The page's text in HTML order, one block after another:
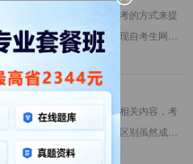
越来越多的人选择通过自考的方式来提
函授本科有什么区别？，现自考生网为
别？”自
面是自考生网小编整理的相关内容，考
请咨询》》》考试含金量区别虽然成考
但是在社